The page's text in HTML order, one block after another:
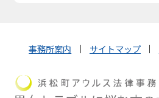
事務所案内 サイトマップ